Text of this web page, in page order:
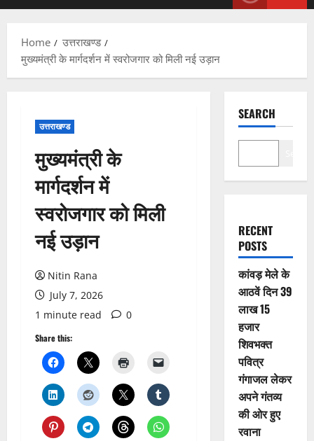
Home
उत्तराखण्ड
मुख्यमंत्री के मार्गदर्शन में स्वरोजगार को मिली नई उड़ान
उत्तराखण्ड
मुख्यमंत्री के
मार्गदर्शन में
स्वरोजगार को मिली
नई उड़ान
Nitin Rana
July 7, 2026
1 minute read
0
Share this:
SEARCH
RECENT
POSTS
कांवड़ मेले के
आठवें दिन 39
लाख 15
हजार
शिवभक्त
पवित्र
गंगाजल लेकर
अपने गंतव्य
की ओर हुए
रवाना